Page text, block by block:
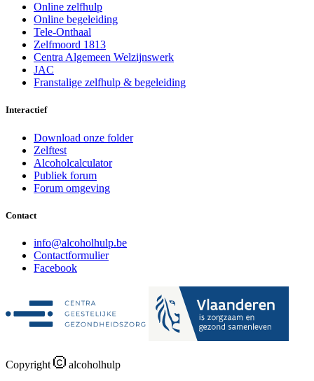
Online zelfhulp
Online begeleiding
Tele-Onthaal
Zelfmoord 1813
Centra Algemeen Welzijnswerk
JAC
Franstalige zelfhulp & begeleiding
Interactief
Download onze folder
Zelftest
Alcoholcalculator
Publiek forum
Forum omgeving
Contact
info@alcoholhulp.be
Contactformulier
Facebook
Copyright
alcoholhulp